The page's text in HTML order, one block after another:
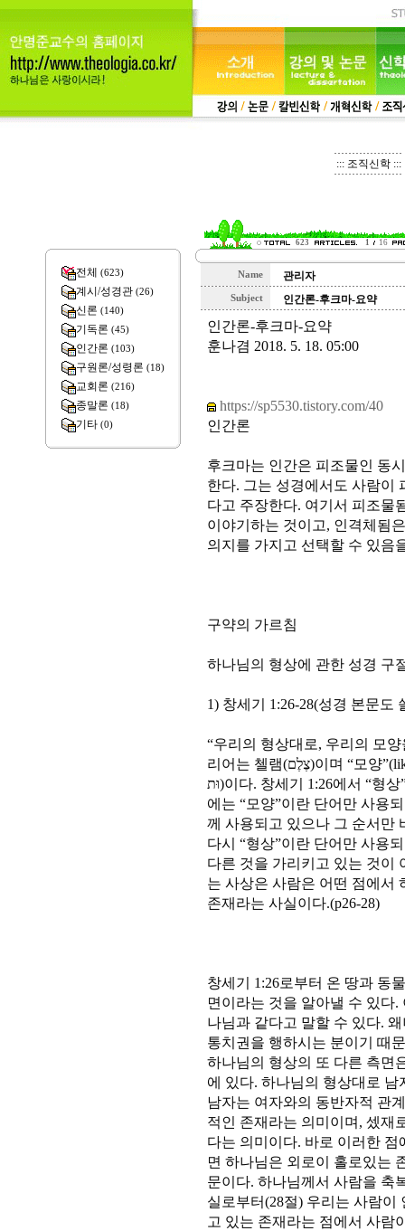
::: 조직신학 :::
623 1 16
전체 (623)
계시/성경관 (26)
신론 (140)
기독론 (45)
인간론 (103)
구원론/성령론 (18)
교회론 (216)
종말론 (18)
기타 (0)
Name 관리자
Subject 인간론-후크마-요약
인간론-후크마-요약
훈나겸 2018. 5. 18. 05:00
https://sp5530.tistory.com/40
인간론
후크마는 인간은 피조물인 동
한다. 그는 성경에서도 사람이
다고 주장한다. 여기서 피조물
이야기하는 것이고, 인격체됨
의지를 가지고 선택할 수 있음
구약의 가르침
하나님의 형상에 관한 성경 구
1) 창세기 1:26-28(성경 본문도
“우리의 형상대로, 우리의 모
리어는 첼램(צֶלֶם)이며 “모양”(likeness)이라고 번역된 히브리어는 데무쓰(דְּמ
וּת)이다. 창세기 1:26에서 “형상”이란 단어와 “모양”이란 단어가 창세기 5:1
에는 “모양”이란 단어만 사용
께 사용되고 있으나 그 순서만
다시 “형상”이란 단어만 사용
다른 것을 가리키고 있는 것이
는 사상은 사람은 어떤 점에서
존재라는 사실이다.(p26-28)
창세기 1:26로부터 온 땅과 동
면이라는 것을 알아낼 수 있다
나님과 같다고 말할 수 있다.
통치권을 행하시는 분이기 때
하나님의 형상의 또 다른 측면
에 있다. 하나님의 형상대로
남자는 여자와의 동반자적 관
적인 존재라는 의미이며, 셌재
다는 의미이다. 바로 이러한
면 하나님은 외로이 홀로있는
문이다. 하나님께서 사람을 축
실로부터(28절) 우리는 사람
고 있는 존재라는 점에서 사람